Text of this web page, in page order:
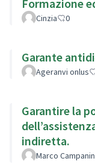
Formazione
Cinzia 0
Garante
Ageranvi onlus
Garantire la
indiretta.
Marco